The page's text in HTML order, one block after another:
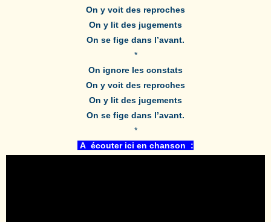
On y voit des reproches
On y lit des jugements
On se fige dans l’avant.
*
On ignore les constats
On y voit des reproches
On y lit des jugements
On se fige dans l’avant.
*
A écouter ici en chanson :